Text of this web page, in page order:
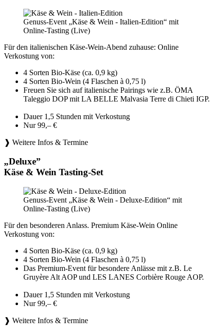
Genuss-Event „Käse & Wein - Italien-Edition“ mit
Online-Tasting (Live)
Für den italienischen Käse-Wein-Abend zuhause: Online
Verkostung von:
4 Sorten Bio-Käse (ca. 0,9 kg)
4 Sorten Bio-Wein (4 Flaschen à 0,75 l)
Freuen Sie sich auf italienische Pairings wie z.B. ÖMA
Taleggio DOP mit LA BELLE Malvasia Terre di Chieti IGP.
Dauer 1,5 Stunden mit Verkostung
Nur 99,– €
❱ Weitere Infos & Termine
„Deluxe”
Käse & Wein Tasting-Set
Genuss-Event „Käse & Wein - Deluxe-Edition“ mit
Online-Tasting (Live)
Für den besonderen Anlass. Premium Käse-Wein Online
Verkostung von:
4 Sorten Bio-Käse (ca. 0,9 kg)
4 Sorten Bio-Wein (4 Flaschen à 0,75 l)
Das Premium-Event für besondere Anlässe mit z.B. Le
Gruyère Alt AOP und LES LANES Corbière Rouge AOP.
Dauer 1,5 Stunden mit Verkostung
Nur 99,– €
❱ Weitere Infos & Termine